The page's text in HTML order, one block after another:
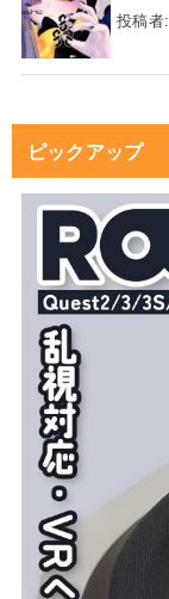
投稿者:
ピックアップ